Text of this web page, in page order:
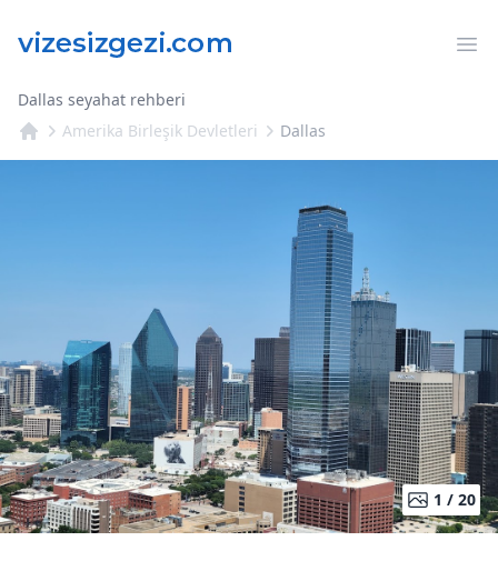
Dallas seyahat rehberi
Amerika Birleşik Devletleri
Dallas
1 / 20